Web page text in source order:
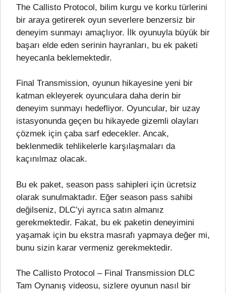
The Callisto Protocol, bilim kurgu ve korku türlerini
bir araya getirerek oyun severlere benzersiz bir
deneyim sunmayı amaçlıyor. İlk oyunuyla büyük bir
başarı elde eden serinin hayranları, bu ek paketi
heyecanla beklemektedir.
Final Transmission, oyunun hikayesine yeni bir
katman ekleyerek oyunculara daha derin bir
deneyim sunmayı hedefliyor. Oyuncular, bir uzay
istasyonunda geçen bu hikayede gizemli olayları
çözmek için çaba sarf edecekler. Ancak,
beklenmedik tehlikelerle karşılaşmaları da
kaçınılmaz olacak.
Bu ek paket, season pass sahipleri için ücretsiz
olarak sunulmaktadır. Eğer season pass sahibi
değilseniz, DLC’yi ayrıca satın almanız
gerekmektedir. Fakat, bu ek paketin deneyimini
yaşamak için bu ekstra masrafı yapmaya değer mi,
bunu sizin karar vermeniz gerekmektedir.
The Callisto Protocol – Final Transmission DLC
Tam Oynanış videosu, sizlere oyunun nasıl bir